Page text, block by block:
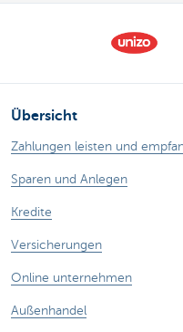
Übersicht
Zahlungen leisten und
Sparen und Anlegen
Kredite
Versicherungen
Online unternehmen
Außenhandel